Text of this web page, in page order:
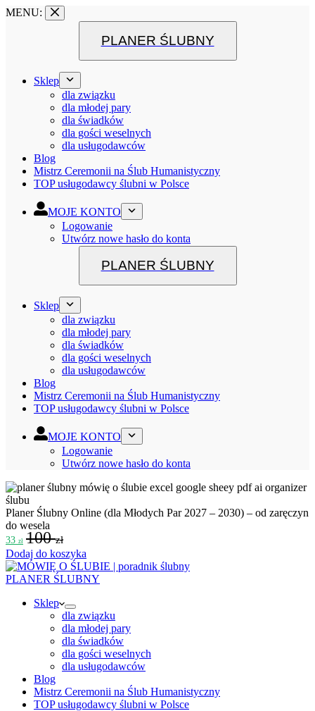
MENU:
PLANER ŚLUBNY
Sklep
dla związku
dla młodej pary
dla świadków
dla gości weselnych
dla usługodawców
Blog
Mistrz Ceremonii na Ślub Humanistyczny
TOP usługodawcy ślubni w Polsce
MOJE KONTO
Logowanie
Utwórz nowe hasło do konta
PLANER ŚLUBNY
Sklep
dla związku
dla młodej pary
dla świadków
dla gości weselnych
dla usługodawców
Blog
Mistrz Ceremonii na Ślub Humanistyczny
TOP usługodawcy ślubni w Polsce
MOJE KONTO
Logowanie
Utwórz nowe hasło do konta
Planer Ślubny Online (dla Młodych Par 2027 – 2030) – od zaręczyn
do wesela
33 zł 100zł
Dodaj do koszyka
PLANER ŚLUBNY
Sklep
dla związku
dla młodej pary
dla świadków
dla gości weselnych
dla usługodawców
Blog
Mistrz Ceremonii na Ślub Humanistyczny
TOP usługodawcy ślubni w Polsce